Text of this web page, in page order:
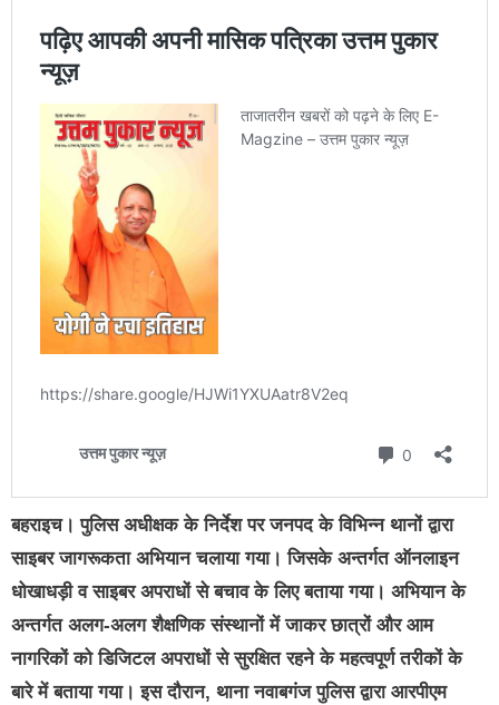
बहराइच। पुलिस अधीक्षक के निर्देश पर जनपद के विभिन्न थानों द्वारा
साइबर जागरूकता अभियान चलाया गया। जिसके अन्तर्गत ऑनलाइन
धोखाधड़ी व साइबर अपराधों से बचाव के लिए बताया गया। अभियान के
अन्तर्गत अलग-अलग शैक्षणिक संस्थानों में जाकर छात्रों और आम
नागरिकों को डिजिटल अपराधों से सुरक्षित रहने के महत्वपूर्ण तरीकों के
बारे में बताया गया। इस दौरान, थाना नवाबगंज पुलिस द्वारा आरपीएम